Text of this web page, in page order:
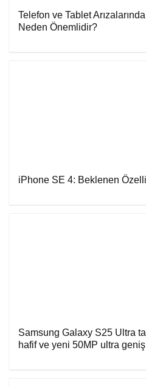
Telefon ve Tablet
Neden Önemlidir?
iPhone SE 4: Beklenen
Samsung Galaxy S25 Ultra
hafif ve yeni 50MP ultra